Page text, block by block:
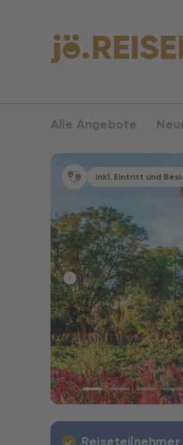
Alle Angebote
inkl. Eintritt und
Reiseteilnehmer